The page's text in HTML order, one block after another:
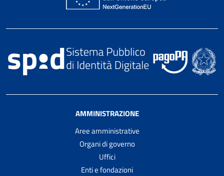
AMMINISTRAZIONE
Aree amministrative
Organi di governo
Uffici
Enti e fondazioni